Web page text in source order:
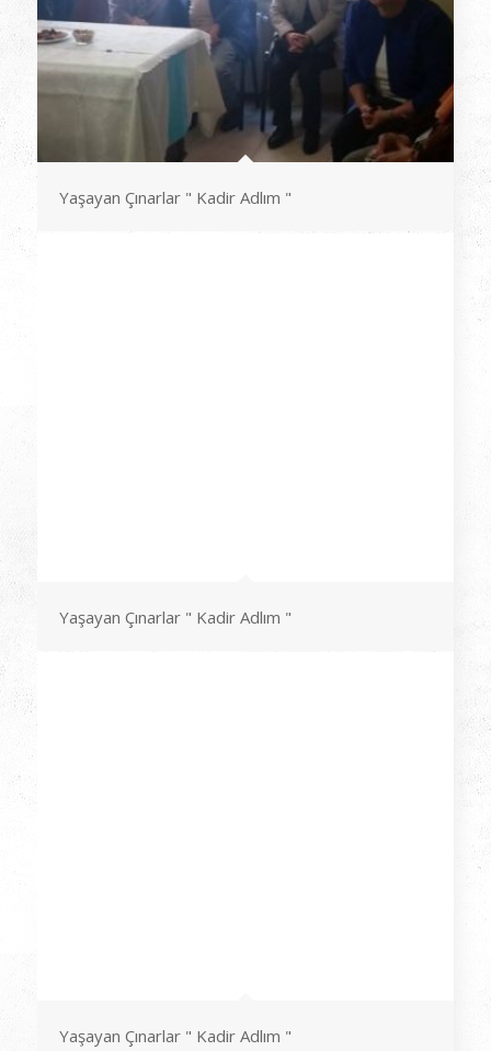
Yaşayan Çınarlar " Kadir Adlım "
Yaşayan Çınarlar " Kadir Adlım "
Yaşayan Çınarlar " Kadir Adlım "